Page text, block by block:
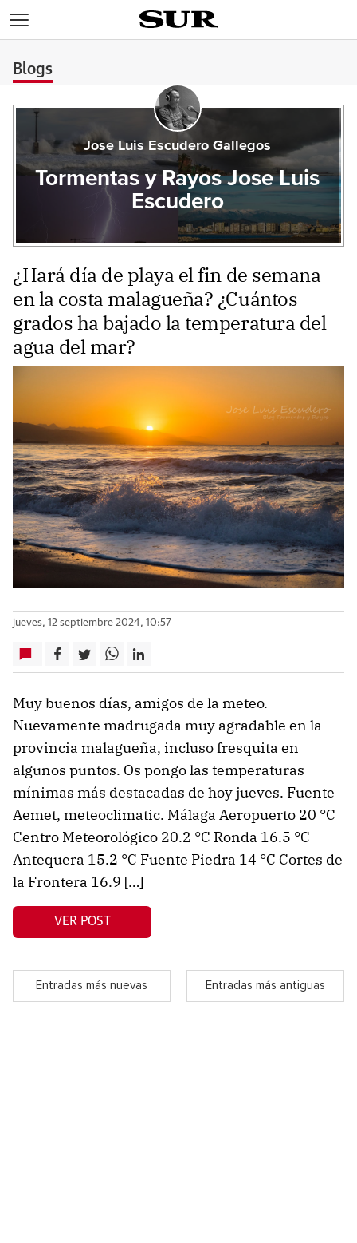
Blogs
Jose Luis Escudero Gallegos
Tormentas y Rayos Jose Luis
Escudero
¿Hará día de playa el fin de semana
en la costa malagueña? ¿Cuántos
grados ha bajado la temperatura del
agua del mar?
jueves, 12 septiembre 2024, 10:57
Muy buenos días, amigos de la meteo.
Nuevamente madrugada muy agradable en la
provincia malagueña, incluso fresquita en
algunos puntos. Os pongo las temperaturas
mínimas más destacadas de hoy jueves. Fuente
Aemet, meteoclimatic. Málaga Aeropuerto 20 °C
Centro Meteorológico 20.2 °C Ronda 16.5 °C
Antequera 15.2 °C Fuente Piedra 14 °C Cortes de
la Frontera 16.9 […]
VER POST
Entradas más nuevas Entradas más antiguas